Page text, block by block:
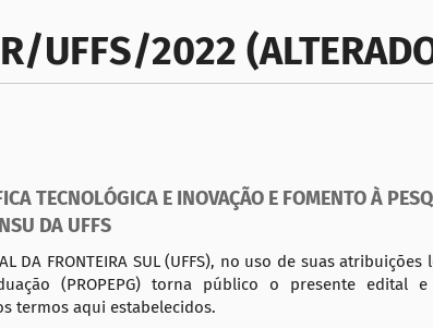
UFFS/2022
TECNOLÓGICA E INOVAÇÃO E FOMENTO À
DA UFFS
DA FRONTEIRA SUL (UFFS), no uso de suas
(PROPEPG) torna público o presente edital
termos aqui estabelecidos.